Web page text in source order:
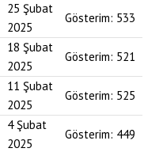
25 Şubat
2025
Gösterim: 533
18 Şubat
2025
Gösterim: 521
11 Şubat
2025
Gösterim: 525
4 Şubat
2025
Gösterim: 449